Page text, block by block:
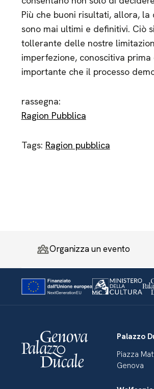
Più che buoni risultati, allora,
sono mai ultimi e definitivi. Ciò
tollerante delle nostre
imperfezione, conoscitiva
importante che il processo
rassegna:
Ragion Pubblica
Tags: Ragion pubblica
Organizza un evento
Palazzo
Piazza
Genova